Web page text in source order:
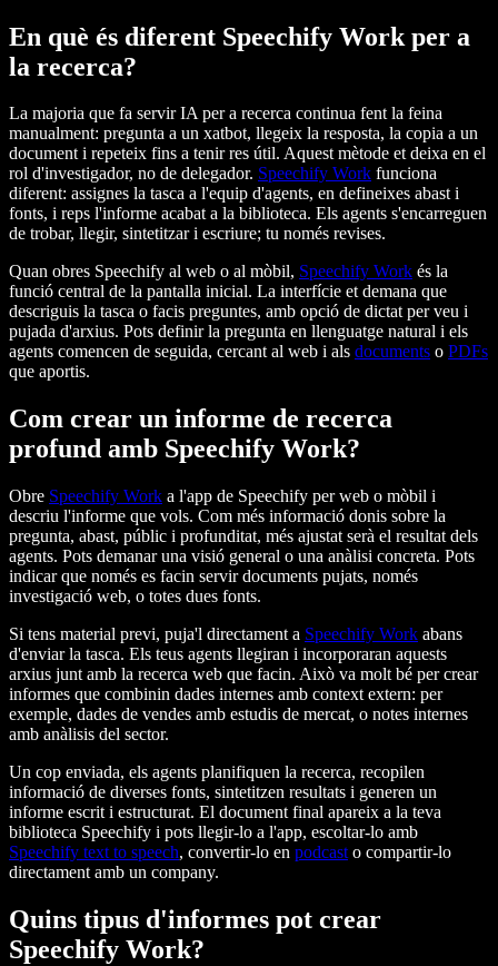
En què és diferent Speechify Work per a
la recerca?
La majoria que fa servir IA per a recerca continua fent la feina
manualment: pregunta a un xatbot, llegeix la resposta, la copia a un
document i repeteix fins a tenir res útil. Aquest mètode et deixa en el
rol d'investigador, no de delegador. Speechify Work funciona
diferent: assignes la tasca a l'equip d'agents, en defineixes abast i
fonts, i reps l'informe acabat a la biblioteca. Els agents s'encarreguen
de trobar, llegir, sintetitzar i escriure; tu només revises.
Quan obres Speechify al web o al mòbil, Speechify Work és la
funció central de la pantalla inicial. La interfície et demana que
descriguis la tasca o facis preguntes, amb opció de dictat per veu i
pujada d'arxius. Pots definir la pregunta en llenguatge natural i els
agents comencen de seguida, cercant al web i als documents o PDFs
que aportis.
Com crear un informe de recerca
profund amb Speechify Work?
Obre Speechify Work a l'app de Speechify per web o mòbil i
descriu l'informe que vols. Com més informació donis sobre la
pregunta, abast, públic i profunditat, més ajustat serà el resultat dels
agents. Pots demanar una visió general o una anàlisi concreta. Pots
indicar que només es facin servir documents pujats, només
investigació web, o totes dues fonts.
Si tens material previ, puja'l directament a Speechify Work abans
d'enviar la tasca. Els teus agents llegiran i incorporaran aquests
arxius junt amb la recerca web que facin. Això va molt bé per crear
informes que combinin dades internes amb context extern: per
exemple, dades de vendes amb estudis de mercat, o notes internes
amb anàlisis del sector.
Un cop enviada, els agents planifiquen la recerca, recopilen
informació de diverses fonts, sintetitzen resultats i generen un
informe escrit i estructurat. El document final apareix a la teva
biblioteca Speechify i pots llegir-lo a l'app, escoltar-lo amb
Speechify text to speech, convertir-lo en podcast o compartir-lo
directament amb un company.
Quins tipus d'informes pot crear
Speechify Work?